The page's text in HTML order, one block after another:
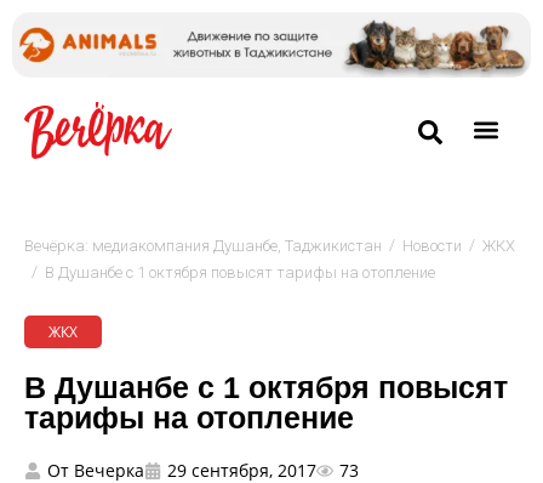
Вечёрка: медиакомпания Душанбе, Таджикистан / Новости / ЖКХ
/ В Душанбе с 1 октября повысят тарифы на отопление
ЖКХ
В Душанбе с 1 октября повысят
тарифы на отопление
От Вечерка 29 сентября, 2017 73